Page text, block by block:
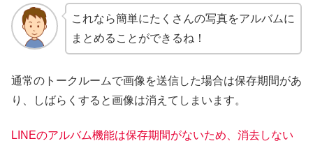
これなら簡単にたくさんの写真をアルバムに
まとめることができるね！
通常のトークルームで画像を送信した場合は保存期間があ
り、しばらくすると画像は消えてしまいます。
LINEのアルバム機能は保存期間がないため、消去しない